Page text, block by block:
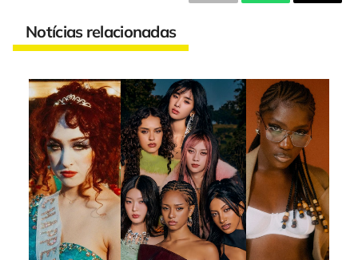
Notícias relacionadas